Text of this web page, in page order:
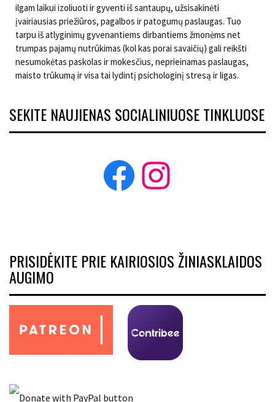
ilgam laikui izoliuoti ir gyventi iš santaupų, užsisakinėti
įvairiausias priežiūros, pagalbos ir patogumų paslaugas. Tuo
tarpu iš atlyginimų gyvenantiems dirbantiems žmonėms net
trumpas pajamų nutrūkimas (kol kas porai savaičių) gali reikšti
nesumokėtas paskolas ir mokesčius, neprieinamas paslaugas,
maisto trūkumą ir visa tai lydintį psichologinį stresą ir ligas.
SEKITE NAUJIENAS SOCIALINIUOSE TINKLUOSE
Facebook
Instagram
PRISIDĖKITE PRIE KAIRIOSIOS ŽINIASKLAIDOS
AUGIMO